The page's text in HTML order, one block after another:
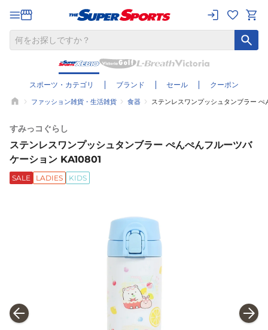
スポーツ・カテゴリ ブランド セール クーポン
ファッション雑貨・生活雑貨 食器 ステンレスワンプッシュタンブラー
すみっコぐらし
ステンレスワンプッシュタンブラー ぺんぺんフルーツバ
ケーション KA10801
SALE LADIES KIDS